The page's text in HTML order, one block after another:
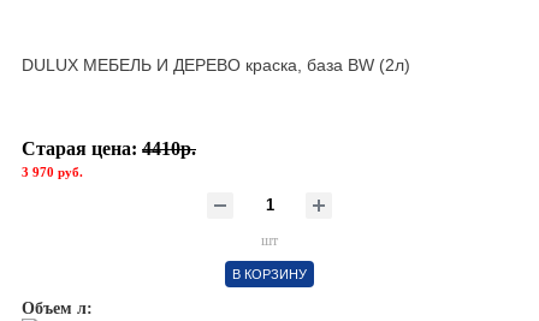
DULUX МЕБЕЛЬ И ДЕРЕВО краска, база BW (2л)
Старая цена: 4410р.
3 970 руб.
шт
В КОРЗИНУ
Объем л: